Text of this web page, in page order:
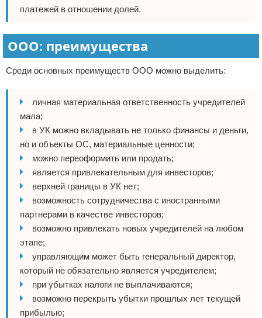
платежей в отношении долей.
ООО: преимущества
Среди основных преимуществ ООО можно выделить:
личная материальная ответственность учредителей
мала;
в УК можно вкладывать не только финансы и деньги,
но и объекты ОС, материальные ценности;
можно переоформить или продать;
является привлекательным для инвесторов;
верхней границы в УК нет;
возможность сотрудничества с иностранными
партнерами в качестве инвесторов;
возможно привлекать новых учредителей на любом
этапе;
управляющим может быть генеральный директор,
который не обязательно является учредителем;
при убытках налоги не выплачиваются;
возможно перекрыть убытки прошлых лет текущей
прибылью;